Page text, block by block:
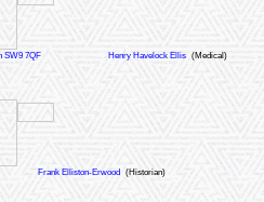
SW9 7QF Henry Havelock Ellis (Medical)
Frank Elliston-Erwood
(Historian)